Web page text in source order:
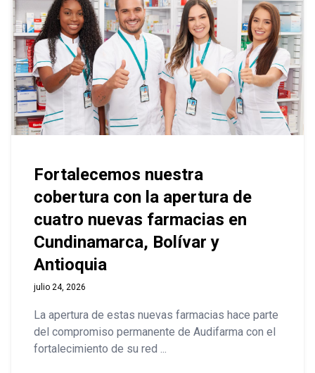
Fortalecemos nuestra
cobertura con la apertura de
cuatro nuevas farmacias en
Cundinamarca, Bolívar y
Antioquia
julio 24, 2026
La apertura de estas nuevas farmacias hace parte
del compromiso permanente de Audifarma con el
fortalecimiento de su red ...